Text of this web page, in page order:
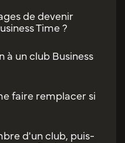
de devenir
Time ?
à un club Business
faire remplacer si
d'un club, puis-